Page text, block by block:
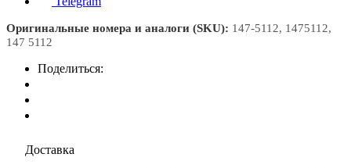
Оригинальные номера и аналоги (SKU): 147-5112, 1475112,
147 5112
Поделиться:
Доставка